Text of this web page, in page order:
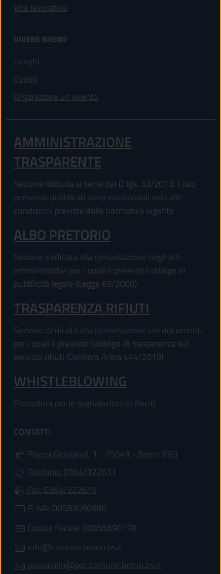
Vita lavorativa
VIVERE BRENO
Luoghi
Eventi
Organizzare un evento
AMMINISTRAZIONE
TRASPARENTE
Sezione istituita ai sensi del D.lgs. 33/2013. I dati
personali pubblicati sono riutilizzabili solo alle
condizioni previste dalla normativa vigente
ALBO PRETORIO
Sezione dedicata alla consultazione degli atti
amministrativi per i quali è previsto l'obbligo di
pubblicità legale (Legge 69/2009)
TRASPARENZA RIFIUTI
Sezione dedicata alla consultazione dei documenti
per i quali è previsto l'obbligo di trasparenza sul
servizio rifiuti (Delibera Arera 444/2019)
WHISTLEBLOWING
Procedura per le segnalazioni di illeciti
CONTATTI
Piazza Ghislandi, 1 - 25043 - Breno (BS)
Telefono: 0364/322611
Fax: 0364/322619
P. IVA: 00583090980
Codice fiscale: 00855690178
info@comune.breno.bs.it
protocollo@pec.comune.breno.bs.it